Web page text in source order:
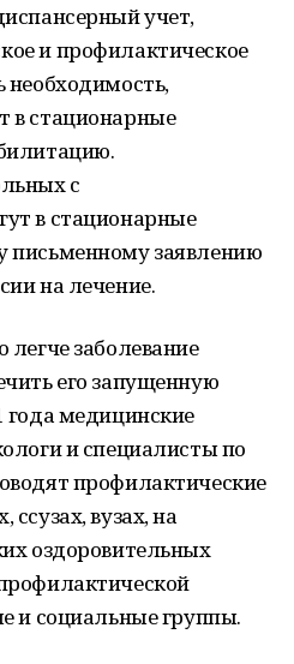
учет,
и профилактическое
необходимость,
в стационарные
с
в стационарные
письменному заявлению
на лечение.
заболевание
его запущенную
года медицинские
и специалисты по
профилактические
вузах, на
оздоровительных
и социальные группы.